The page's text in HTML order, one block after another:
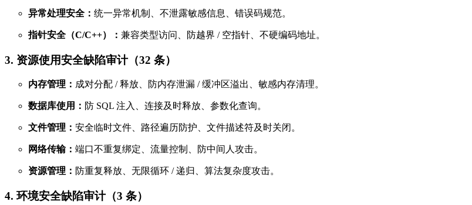
异常处理安全： 统一异常机制、不泄露敏感信息、错误码规范。
指针安全（C/C++）： 兼容类型访问、防越界 / 空指针、不硬编码地址。
3. 资源使用安全缺陷审计（32 条）
内存管理： 成对分配 / 释放、防内存泄漏 / 缓冲区溢出、敏感内存清理。
数据库使用： 防 SQL 注入、连接及时释放、参数化查询。
文件管理： 安全临时文件、路径遍历防护、文件描述符及时关闭。
网络传输： 端口不重复绑定、流量控制、防中间人攻击。
资源管理： 防重复释放、无限循环 / 递归、算法复杂度攻击。
4. 环境安全缺陷审计（3 条）